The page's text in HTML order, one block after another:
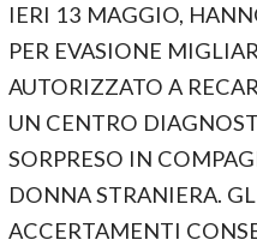
IERI 13 MAGGIO,
PER EVASIONE
AUTORIZZATO A
UN CENTRO
SORPRESO IN
DONNA STRANIERA.
ACCERTAMENTI